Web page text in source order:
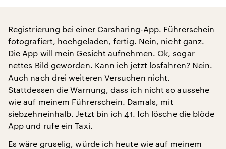
Registrierung bei einer Carsharing-App. Führerschein
fotografiert, hochgeladen, fertig. Nein, nicht ganz.
Die App will mein Gesicht aufnehmen. Ok, sogar
nettes Bild geworden. Kann ich jetzt losfahren? Nein.
Auch nach drei weiteren Versuchen nicht.
Stattdessen die Warnung, dass ich nicht so aussehe
wie auf meinem Führerschein. Damals, mit
siebzehneinhalb. Jetzt bin ich 41. Ich lösche die blöde
App und rufe ein Taxi.
Es wäre gruselig, würde ich heute wie auf meinem